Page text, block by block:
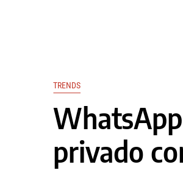
TRENDS
privado